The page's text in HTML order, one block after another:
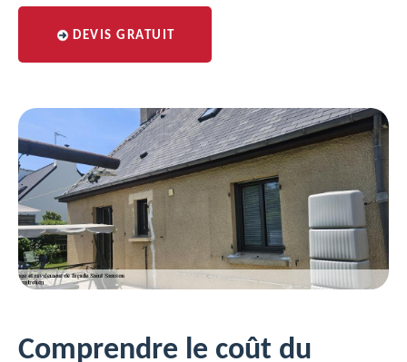
DEVIS GRATUIT
Comprendre le coût du